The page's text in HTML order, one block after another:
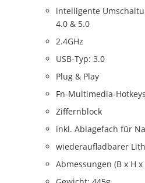
intelligente
4.0 & 5.0
2.4GHz
USB-Typ: 3.0
Plug & Play
Fn-Multimedia-Hotkeys
Ziffernblock
inkl. Ablagefach für
wiederaufladbarer
Abmessungen (B x H